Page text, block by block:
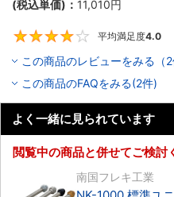
(税込単価)： 11,010円
平均満足度4.0
この商品のレビューをみる（2
この商品のFAQをみる(2件)
よく一緒に見られています
閲覧中の商品と併せてご検討
南国フレキ工業